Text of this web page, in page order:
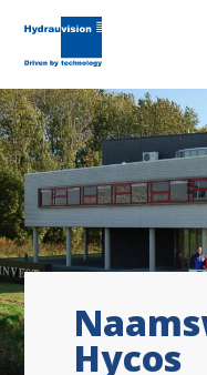
Hycos